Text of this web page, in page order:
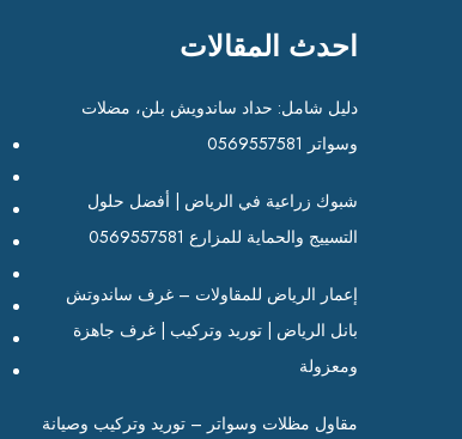
احدث المقالات
دليل شامل: حداد ساندويش بلن، مضلات
وسواتر 0569557581
شبوك زراعية في الرياض | أفضل حلول
التسييج والحماية للمزارع 0569557581
إعمار الرياض للمقاولات – غرف ساندوتش
بانل الرياض | توريد وتركيب | غرف جاهزة
ومعزولة
مقاول مظلات وسواتر – توريد وتركيب وصيانة